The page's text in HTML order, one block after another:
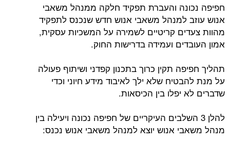
חפיפה נכונה והעברת תפקיד חלקה ממנהל משאבי
אנוש עוזב למנהל משאבי אנוש חדש שנכנס לתפקיד
מהוות צעדים קריטיים לשמירה על המשכיות עסקית,
אמון העובדים ועמידה בדרישות החוק.
תהליך חפיפה תקין כרוך בתכנון קפדני ושיתוף פעולה
על מנת להבטיח שלא ילך לאיבוד מידע חיוני וכדי
שדברים לא יפלו בין הכיסאות.
להלן 3 השלבים העיקריים של חפיפה נכונה ויעילה בין
מנהל משאבי אנוש יוצא למנהל משאבי אנוש נכנס: